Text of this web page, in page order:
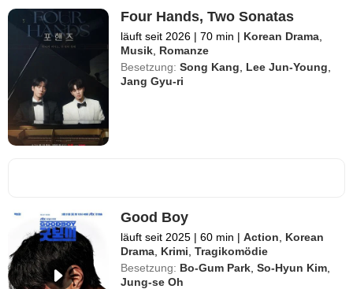
Four Hands, Two Sonatas
läuft seit 2026 | 70 min | Korean Drama
Musik Romanze
Besetzung: Song Kang Lee Jun-Young
Jang Gyu-ri
Good Boy
läuft seit 2025 | 60 min | Action
Korean
Drama Krimi ,Tragikomödie
Besetzung: Bo-Gum Park ,So-Hyun Kim
Jung-se Oh